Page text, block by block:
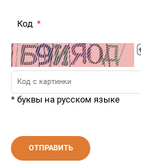
Код
* буквы на русском языке